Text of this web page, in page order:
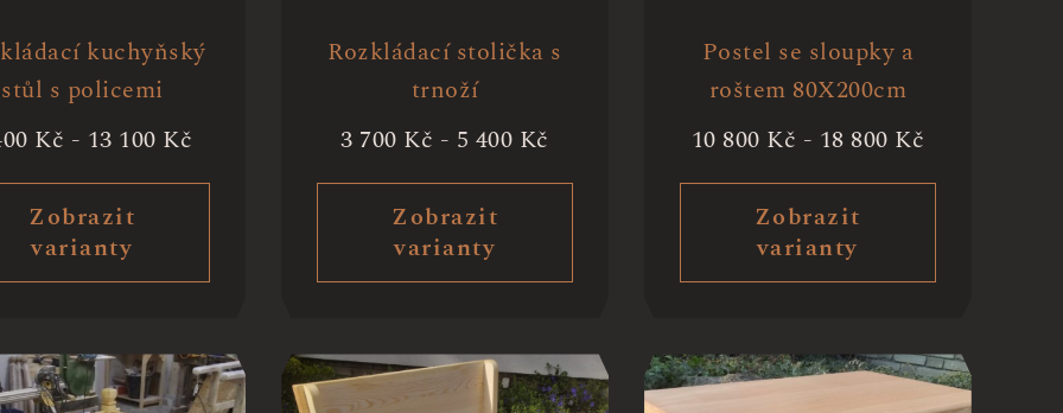
kuchyňský
stůl s policemi
Kč - 13 100 Kč
Zobrazit
varianty
Rozkládací stolička s
trnoží
3 700 Kč - 5 400 Kč
Zobrazit
varianty
Postel se sloupky a
roštem 80X200cm
10 800 Kč - 18 800 Kč
Zobrazit
varianty